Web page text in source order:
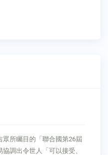
所矚目的「聯合國第26屆
調出令世人「可以接受、